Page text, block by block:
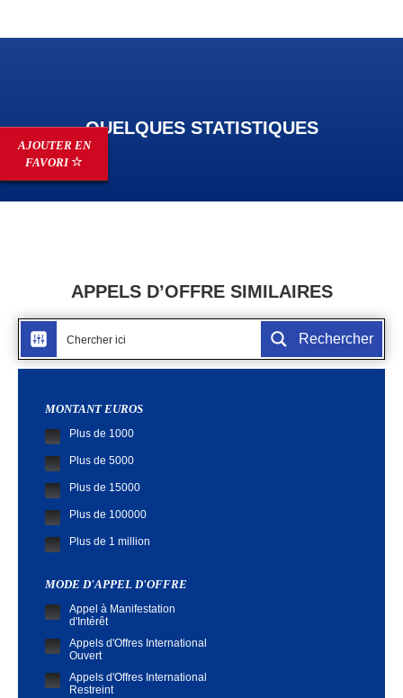
QUELQUES STATISTIQUES
APPELS D’OFFRE SIMILAIRES
Rechercher
MONTANT EUROS
Plus de 1000
Plus de 5000
Plus de 15000
Plus de 100000
Plus de 1 million
MODE D'APPEL D'OFFRE
Appel à Manifestation
d'Intérêt
Appels d'Offres International
Ouvert
Appels d'Offres International
Restreint
AJOUTER EN
FAVORI